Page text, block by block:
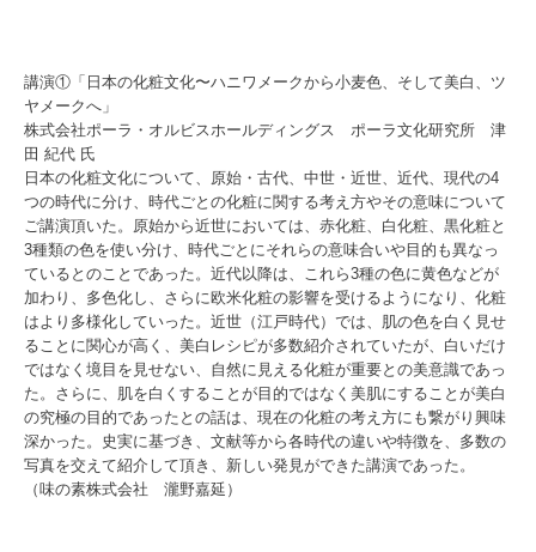
講演①「日本の化粧文化〜ハニワメークから小麦色、そして美白、ツ
ヤメークへ」
株式会社ポーラ・オルビスホールディングス ポーラ文化研究所 津
田 紀代 氏
日本の化粧文化について、原始・古代、中世・近世、近代、現代の4
つの時代に分け、時代ごとの化粧に関する考え方やその意味について
ご講演頂いた。原始から近世においては、赤化粧、白化粧、黒化粧と
3種類の色を使い分け、時代ごとにそれらの意味合いや目的も異なっ
ているとのことであった。近代以降は、これら3種の色に黄色などが
加わり、多色化し、さらに欧米化粧の影響を受けるようになり、化粧
はより多様化していった。近世（江戸時代）では、肌の色を白く見せ
ることに関心が高く、美白レシピが多数紹介されていたが、白いだけ
ではなく境目を見せない、自然に見える化粧が重要との美意識であっ
た。さらに、肌を白くすることが目的ではなく美肌にすることが美白
の究極の目的であったとの話は、現在の化粧の考え方にも繋がり興味
深かった。史実に基づき、文献等から各時代の違いや特徴を、多数の
写真を交えて紹介して頂き、新しい発見ができた講演であった。
（味の素株式会社 瀧野嘉延）